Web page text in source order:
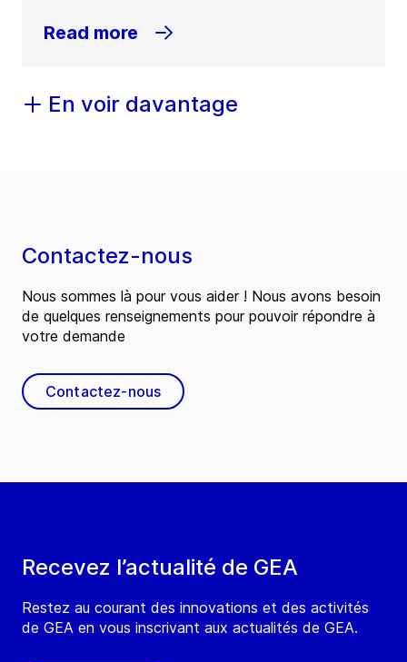
Read more
En voir davantage
Recevez l’actualité de GEA
Restez au courant des innovations et des activités
de GEA en vous inscrivant aux actualités de GEA.
Contactez-nous
Nous sommes là pour vous aider ! Nous avons besoin
de quelques renseignements pour pouvoir répondre à
votre demande
Contactez-nous